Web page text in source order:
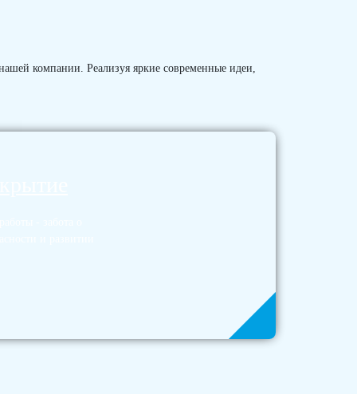
компании. Реализуя яркие современные идеи,